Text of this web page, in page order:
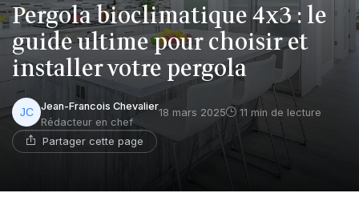
Pergola bioclimatique 4x3 : le
guide ultime pour choisir et
installer votre pergola
Jean-Francois Chevalier
Rédacteur en chef
18 mars 2025 11 min de lecture
Partager cette page